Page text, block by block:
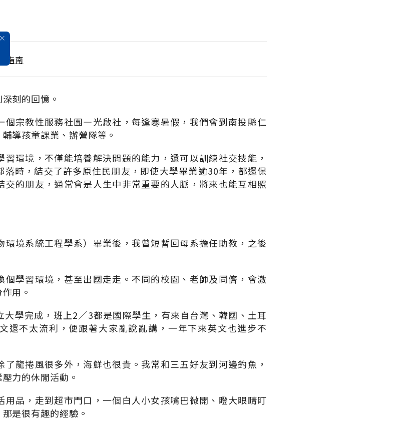
指南
刻的回憶。
個宗教性服務社團—光啟社，每逢寒暑假，我們會到南投縣仁
導孩童課業、辦營隊等。
環境，不僅能培養解決問題的能力，還可以訓練社交技能，
落時，結交了許多原住民朋友，即使大學畢業逾30年，都還保
的朋友，通常會是人生中非常重要的人脈，將來也能互相照
環境系統工程學系）畢業後，我曾短暫回母系擔任助教，之後
學習環境，甚至出國走走。不同的校園、老師及同儕，會激
用。
學完成，班上2／3都是國際學生，有來自台灣、韓國、土耳
還不太流利，便跟著大家亂說亂講，一年下來英文也進步不
龍捲風很多外，海鮮也很貴。我常和三五好友到河邊釣魚，
力的休閒活動。
用品，走到超市門口，一個白人小女孩嘴巴微開、瞪大眼睛盯
是很有趣的經驗。